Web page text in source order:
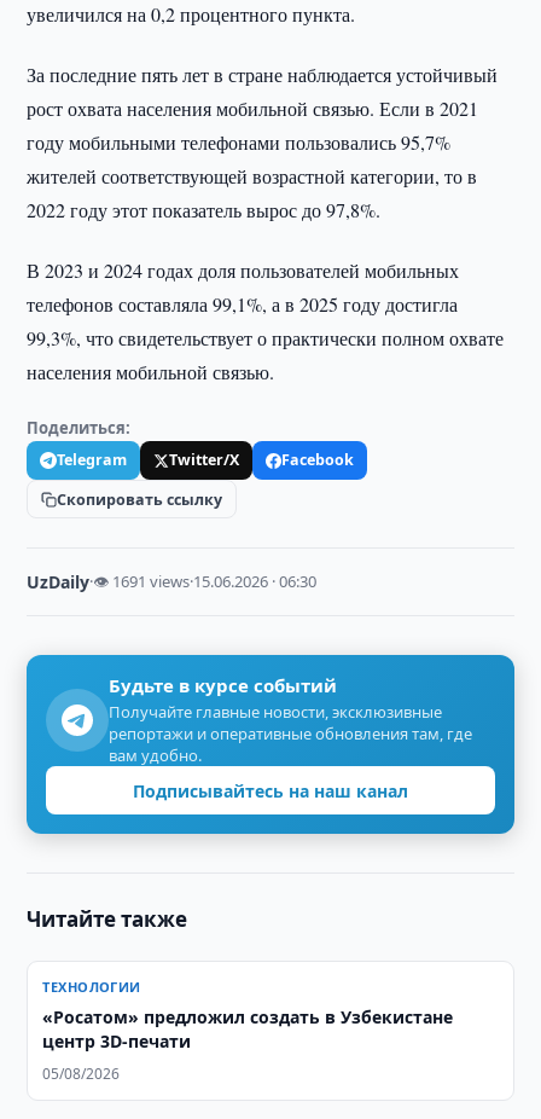
увеличился на 0,2 процентного пункта.
За последние пять лет в стране наблюдается устойчивый
рост охвата населения мобильной связью. Если в 2021
году мобильными телефонами пользовались 95,7%
жителей соответствующей возрастной категории, то в
2022 году этот показатель вырос до 97,8%.
В 2023 и 2024 годах доля пользователей мобильных
телефонов составляла 99,1%, а в 2025 году достигла
99,3%, что свидетельствует о практически полном охвате
населения мобильной связью.
Поделиться:
Telegram Twitter/X
Facebook
Скопировать ссылку
UzDaily·👁 1691 views·15.06.2026 · 06:30
Будьте в курсе событий
Получайте главные новости, эксклюзивные
репортажи и оперативные обновления там, где
вам удобно.
Подписывайтесь на наш канал
Читайте также
ТЕХНОЛОГИИ
«Росатом» предложил создать в Узбекистане
центр 3D-печати
05/08/2026